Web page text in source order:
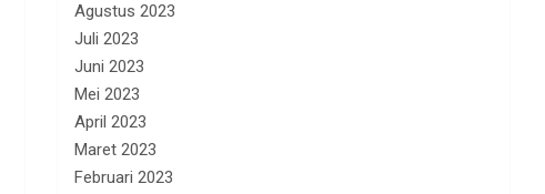
Agustus 2023
Juli 2023
Juni 2023
Mei 2023
April 2023
Maret 2023
Februari 2023